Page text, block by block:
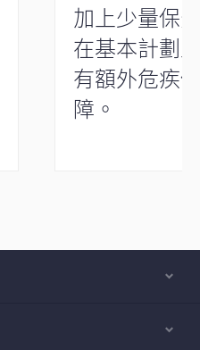
加上少量保
在基本計劃
有額外危疾
障。